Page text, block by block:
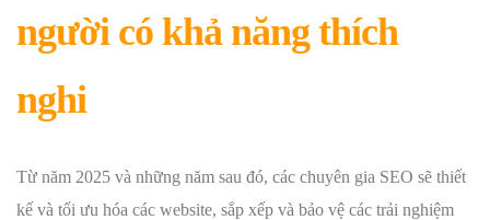
người có khả năng thích
nghi
Từ năm 2025 và những năm sau đó, các chuyên gia SEO sẽ thiết
kế và tối ưu hóa các website, sắp xếp và bảo vệ các trải nghiệm